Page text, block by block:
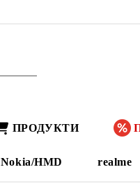
ПРОДУКТИ
Nokia/HMD realme